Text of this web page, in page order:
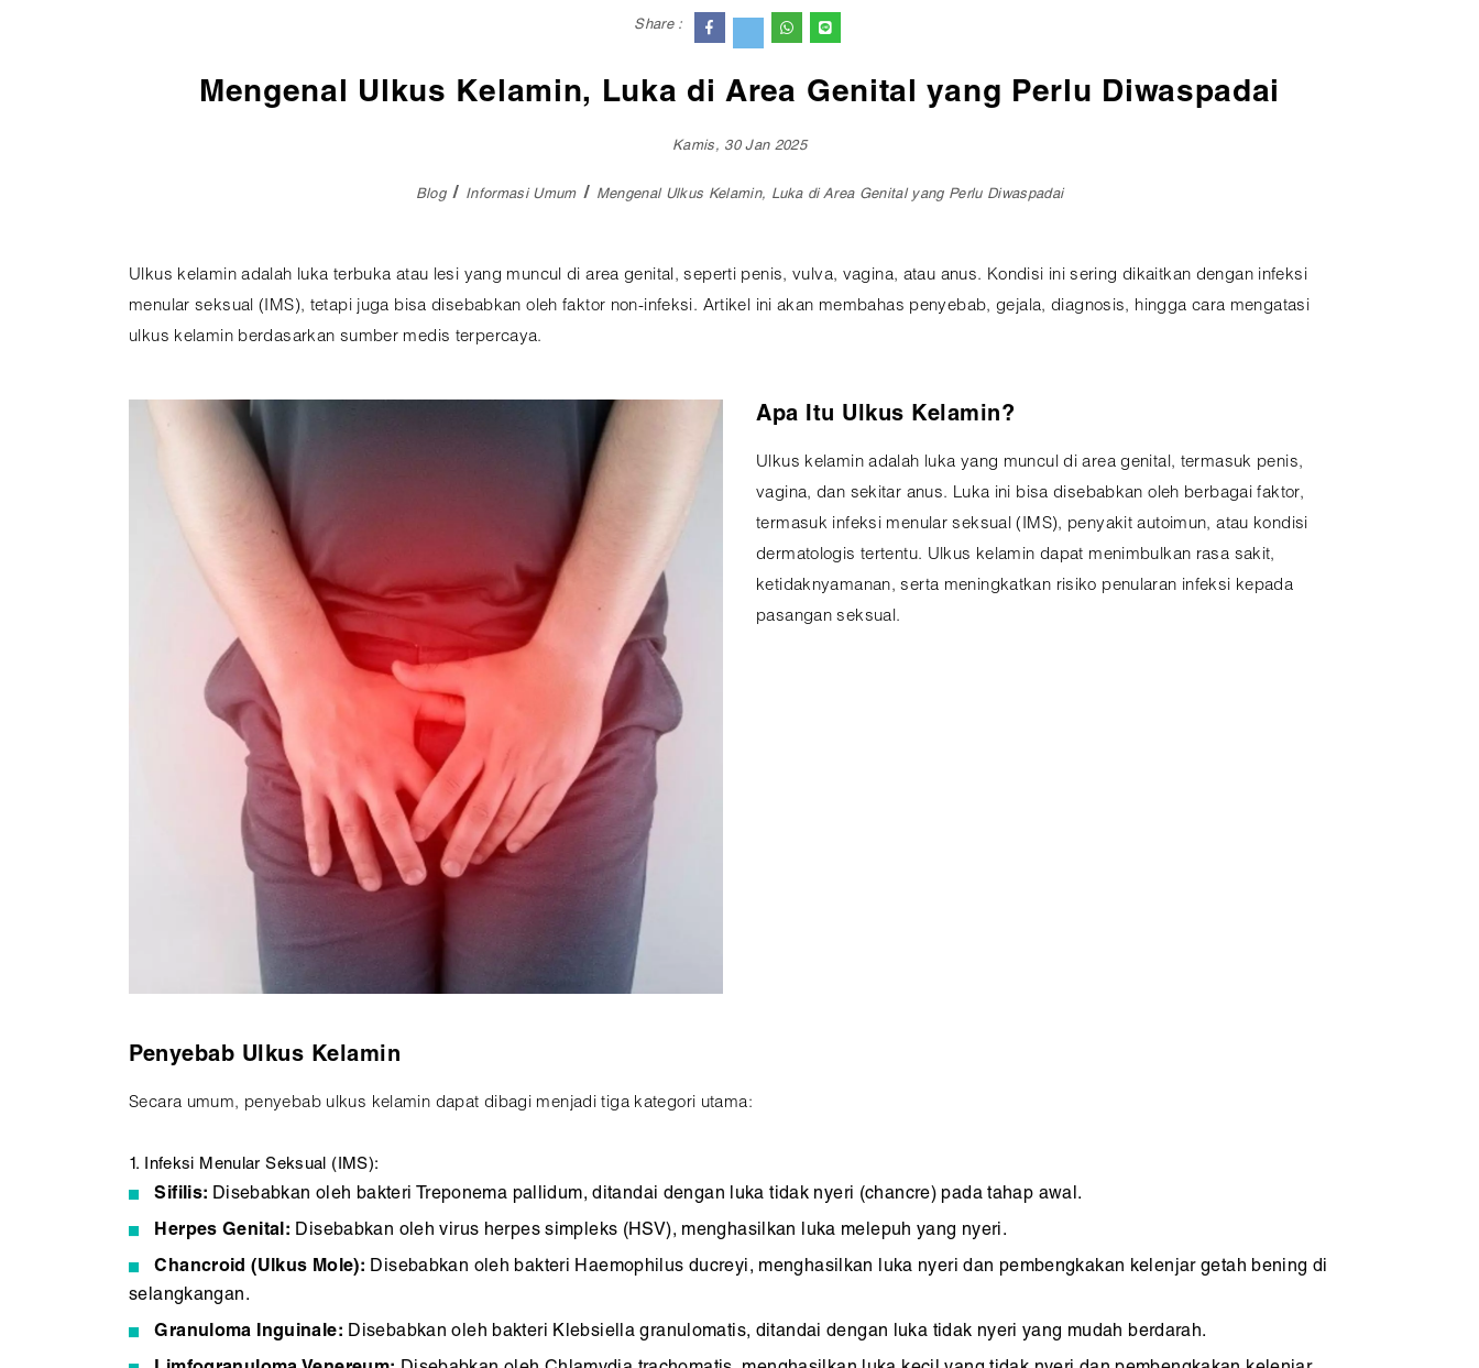
Share :
Mengenal Ulkus Kelamin, Luka di Area Genital yang Perlu Diwaspadai
Kamis, 30 Jan 2025
Blog Informasi Umum Mengenal Ulkus Kelamin, Luka di Area Genital yang Perlu Diwaspadai
Ulkus kelamin adalah luka terbuka atau lesi yang muncul di area genital, seperti penis, vulva, vagina, atau anus. Kondisi ini sering dikaitkan dengan infeksi
menular seksual (IMS), tetapi juga bisa disebabkan oleh faktor non-infeksi. Artikel ini akan membahas penyebab, gejala, diagnosis, hingga cara mengatasi
ulkus kelamin berdasarkan sumber medis terpercaya.
Apa Itu Ulkus Kelamin?
Ulkus kelamin adalah luka yang muncul di area genital, termasuk penis,
vagina, dan sekitar anus. Luka ini bisa disebabkan oleh berbagai faktor,
termasuk infeksi menular seksual (IMS), penyakit autoimun, atau kondisi
dermatologis tertentu. Ulkus kelamin dapat menimbulkan rasa sakit,
ketidaknyamanan, serta meningkatkan risiko penularan infeksi kepada
pasangan seksual.
Penyebab Ulkus Kelamin
Secara umum, penyebab ulkus kelamin dapat dibagi menjadi tiga kategori utama:
1. Infeksi Menular Seksual (IMS):
Sifilis: Disebabkan oleh bakteri Treponema pallidum, ditandai dengan luka tidak nyeri (chancre) pada tahap awal.
Herpes Genital: Disebabkan oleh virus herpes simpleks (HSV), menghasilkan luka melepuh yang nyeri.
Chancroid (Ulkus Mole): Disebabkan oleh bakteri Haemophilus ducreyi, menghasilkan luka nyeri dan pembengkakan kelenjar getah bening di
selangkangan.
Granuloma Inguinale: Disebabkan oleh bakteri Klebsiella granulomatis, ditandai dengan luka tidak nyeri yang mudah berdarah.